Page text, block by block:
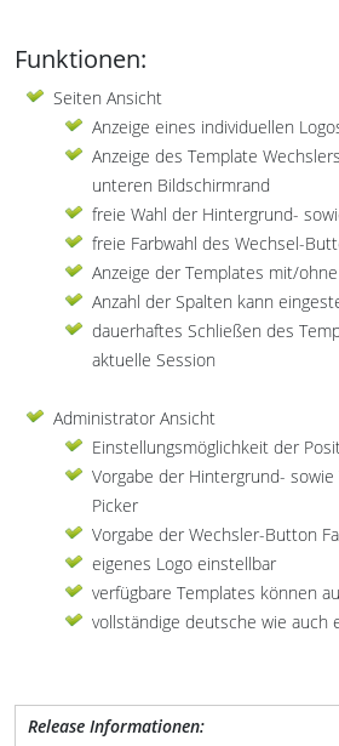
Funktionen:
Seiten Ansicht
Anzeige eines individuellen
Anzeige des Template
unteren Bildschirmrand
freie Wahl der Hintergrund-
freie Farbwahl des Wechsel-
Anzeige der Templates mit/
Anzahl der Spalten kann
dauerhaftes Schließen des
aktuelle Session
Administrator Ansicht
Einstellungsmöglichkeit der
Vorgabe der Hintergrund-
Picker
Vorgabe der Wechsler-Button
eigenes Logo einstellbar
verfügbare Templates können
vollständige deutsche wie auch
Release Informationen: